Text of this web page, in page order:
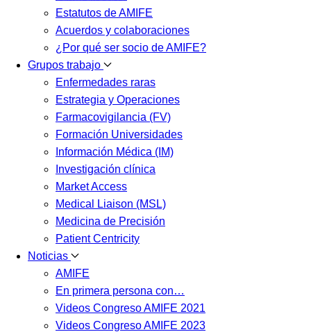
Estatutos de AMIFE
Acuerdos y colaboraciones
¿Por qué ser socio de AMIFE?
Grupos trabajo
Enfermedades raras
Estrategia y Operaciones
Farmacovigilancia (FV)
Formación Universidades
Información Médica (IM)
Investigación clínica
Market Access
Medical Liaison (MSL)
Medicina de Precisión
Patient Centricity
Noticias
AMIFE
En primera persona con…
Videos Congreso AMIFE 2021
Videos Congreso AMIFE 2023